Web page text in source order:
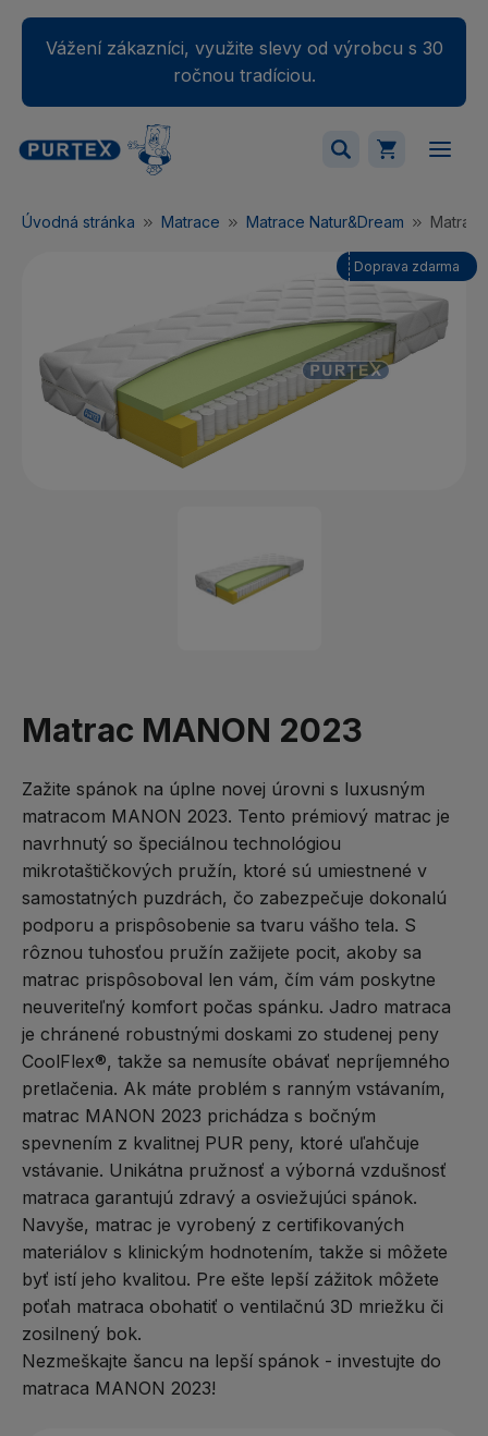
Vážení zákazníci, využite slevy od výrobcu s 30
ročnou tradíciou.
Váš nákupný košík je momentálne prázdny.
Úvodná stránka Matrace Matrace Natur&Dream Matrac
Doprava zdarma
Matrac MANON 2023
Zažite spánok na úplne novej úrovni s luxusným
matracom MANON 2023. Tento prémiový matrac je
navrhnutý so špeciálnou technológiou
mikrotaštičkových pružín, ktoré sú umiestnené v
samostatných puzdrách, čo zabezpečuje dokonalú
podporu a prispôsobenie sa tvaru vášho tela. S
rôznou tuhosťou pružín zažijete pocit, akoby sa
matrac prispôsoboval len vám, čím vám poskytne
neuveriteľný komfort počas spánku. Jadro matraca
je chránené robustnými doskami zo studenej peny
CoolFlex®, takže sa nemusíte obávať nepríjemného
pretlačenia. Ak máte problém s ranným vstávaním,
matrac MANON 2023 prichádza s bočným
spevnením z kvalitnej PUR peny, ktoré uľahčuje
vstávanie. Unikátna pružnosť a výborná vzdušnosť
matraca garantujú zdravý a osviežujúci spánok.
Navyše, matrac je vyrobený z certifikovaných
materiálov s klinickým hodnotením, takže si môžete
byť istí jeho kvalitou. Pre ešte lepší zážitok môžete
poťah matraca obohatiť o ventilačnú 3D mriežku či
zosilnený bok.
Nezmeškajte šancu na lepší spánok - investujte do
matraca MANON 2023!